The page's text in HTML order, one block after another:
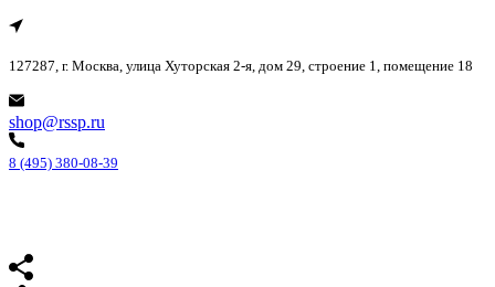
127287, г. Москва, улица Хуторская 2-я, дом 29, строение 1, помещение 18
shop@rssp.ru
8 (495) 380-08-39